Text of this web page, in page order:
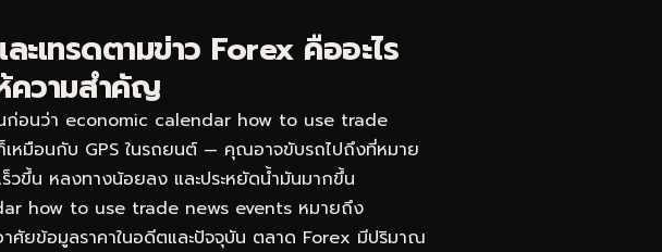
เทรดตามข่าว Forex คืออะไร
ความสำคัญ
กันก่อนว่า economic calendar how to use trade
หมือนกับ GPS ในรถยนต์ — คุณอาจขับรถไปถึงที่หมาย
วขึ้น หลงทางน้อยลง และประหยัดน้ำมันมากขึ้น
how to use trade news events หมายถึง
าศัยข้อมูลราคาในอดีตและปัจจุบัน ตลาด Forex มีปริมาณ